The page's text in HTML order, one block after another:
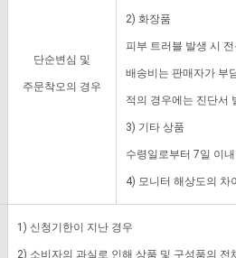
단순변심 및
주문착오의 경우
2) 화장품
피부 트러블 발생 시
배송비는 판매자가 부
적의 경우에는 진단서
3) 기타 상품
수령일로부터 7일 이
4) 모니터 해상도의 차
1) 신청기한이 지난 경우
2) 소비자의 과실로 인해 상품 및 구성품의